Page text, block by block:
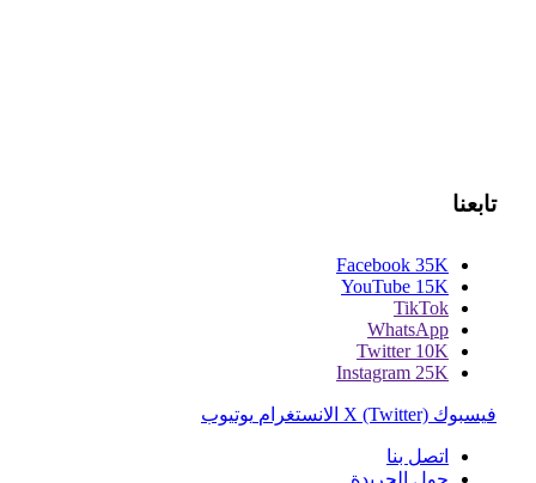
تابعنا
Facebook 35K
YouTube 15K
TikTok
WhatsApp
Twitter 10K
Instagram 25K
فيسبوك X (Twitter) الانستغرام يوتيوب
اتصل بنا